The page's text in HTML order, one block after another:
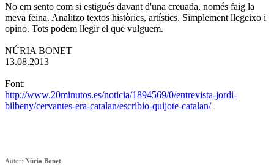
No em sento com si estigués davant d'una creuada, només faig la
meva feina. Analitzo textos històrics, artístics. Simplement llegeixo i
opino. Tots podem llegir el que vulguem.
NÚRIA BONET
13.08.2013
Font:
http://www.20minutos.es/noticia/1894569/0/entrevista-jordi-
bilbeny/cervantes-era-catalan/escribio-quijote-catalan/
Autor: Núria Bonet